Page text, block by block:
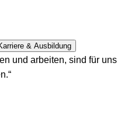
& Ausbildung
und arbeiten, sind für uns